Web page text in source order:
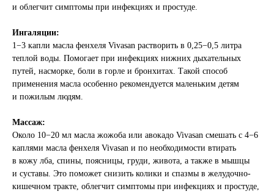
и облегчит симптомы при инфекциях и простуде.
Ингаляции:
1−3 капли масла фенхеля Vivasan растворить в 0,25−0,5 литра
теплой воды. Помогает при инфекциях нижних дыхательных
путей, насморке, боли в горле и бронхитах. Такой способ
применения масла особенно рекомендуется маленьким детям
и пожилым людям.
Массаж:
Около 10−20 мл масла жожоба или авокадо Vivasan смешать с 4−6
каплями масла фенхеля Vivasan и по необходимости втирать
в кожу лба, спины, поясницы, груди, живота, а также в мышцы
и суставы. Это поможет снизить колики и спазмы в желудочно-
кишечном тракте, облегчит симптомы при инфекциях и простуде,